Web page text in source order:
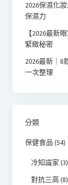
2026保濕化
保濕力
【2026最新
緊緻秘密
2026最新｜8
一次整理
分類
保健食品 (54)
冷知識家 (3)
對抗三高(8)